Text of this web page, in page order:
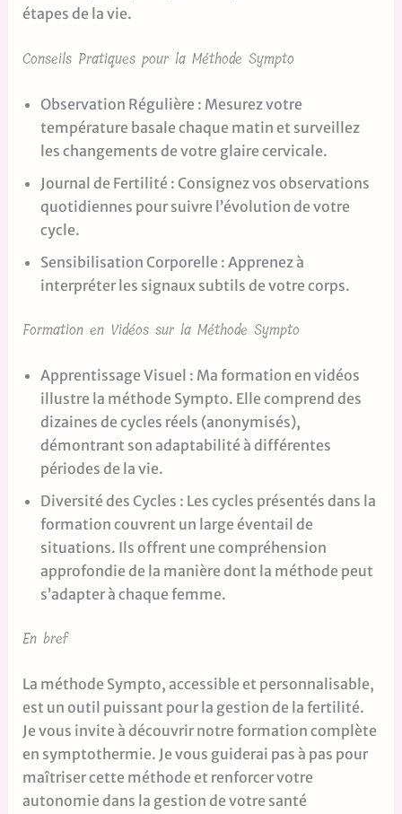
étapes de la vie.
Conseils Pratiques pour la Méthode Sympto
Observation Régulière : Mesurez votre
température basale chaque matin et surveillez
les changements de votre glaire cervicale.
Journal de Fertilité : Consignez vos observations
quotidiennes pour suivre l’évolution de votre
cycle.
Sensibilisation Corporelle : Apprenez à
interpréter les signaux subtils de votre corps.
Formation en Vidéos sur la Méthode Sympto
Apprentissage Visuel : Ma formation en vidéos
illustre la méthode Sympto. Elle comprend des
dizaines de cycles réels (anonymisés),
démontrant son adaptabilité à différentes
périodes de la vie.
Diversité des Cycles : Les cycles présentés dans la
formation couvrent un large éventail de
situations. Ils offrent une compréhension
approfondie de la manière dont la méthode peut
s’adapter à chaque femme.
En bref
La méthode Sympto, accessible et personnalisable,
est un outil puissant pour la gestion de la fertilité.
Je vous invite à découvrir notre formation complète
en symptothermie. Je vous guiderai pas à pas pour
maîtriser cette méthode et renforcer votre
autonomie dans la gestion de votre santé